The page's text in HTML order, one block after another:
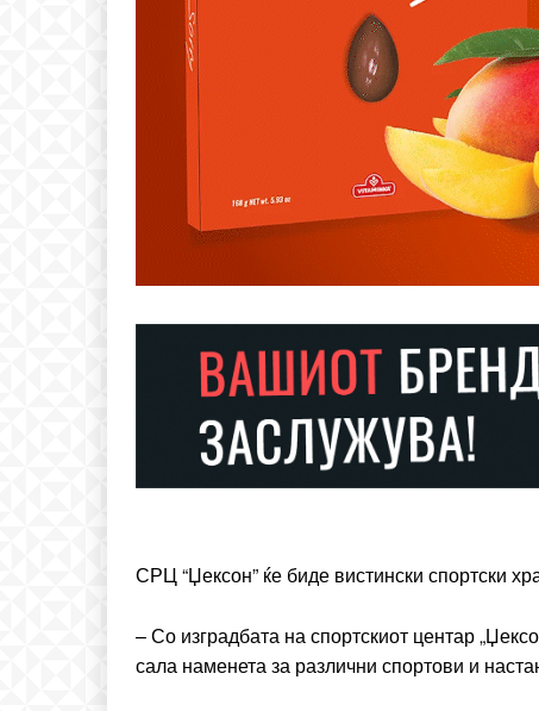
Free
бесплатно
ИЗБЕРЕТЕ
Included for free:
Etiam est nibh, lobortis sit
Nullam eu erat
Orci varius natoque dolor
СРЦ “Џексон” ќе биде вистински спортски
–Со изградбата на спортскиот центар
сала наменета за различни спортови и